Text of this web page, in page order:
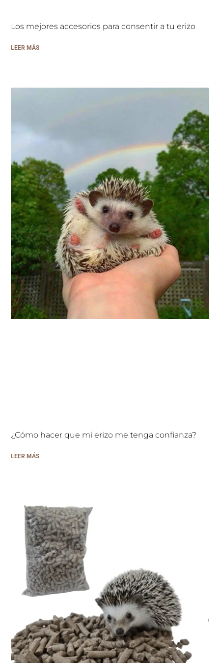
Los mejores accesorios para consentir a tu erizo
LEER MÁS
¿Cómo hacer que mi erizo me tenga confianza?
LEER MÁS